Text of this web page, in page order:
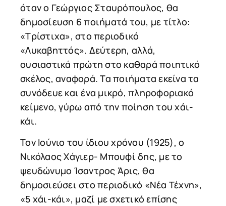
όταν ο Γεώργιος Σταυρόπουλος, θα
δημοσίευση 6 ποιήματά του, με τίτλο:
«Τρίστιχα», στο περιοδικό
«Λυκαβηττός». Δεύτερη, αλλά,
ουσιαστικά πρώτη στο καθαρά ποιητικό
σκέλος, αναφορά. Τα ποιήματα εκείνα τα
συνόδευε και ένα μικρό, πληροφοριακό
κείμενο, γύρω από την ποίηση του χάι-
κάι.
Τον Ιούνιο του ίδιου χρόνου (1925), ο
Νικόλαος Χάγιερ- Μπουφί δης, με το
ψευδώνυμο Ίσαντρος Άρις, θα
δημοσιεύσει στο περιοδικό «Νέα Τέχνη»,
«5 χάι-κάι», μαζί με σχετικό επίσης